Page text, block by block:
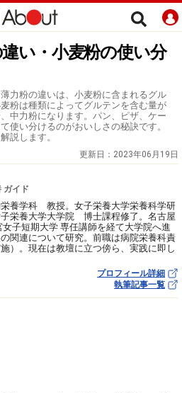
い・小麦粉の使い分
力粉の違いは、小麦粉に含まれるグル
粉は種類によってグルテンを含む量が
中力粉になります。パン、ピザ、ケー
使い分けるのがおいしさの秘訣です。
説します。
更新日： 2023年06月19日
ガイド
養学科 教授。女子栄養大学栄養科学研
栄養大学大学院 博士課程修了。名古屋
子短期大学 専任講師を経て大学院へ進
関連について研究。前職は病院栄養科責
）。現在は教壇に立つ傍ら、実践に即し
プロフィール詳細
執筆記事一覧